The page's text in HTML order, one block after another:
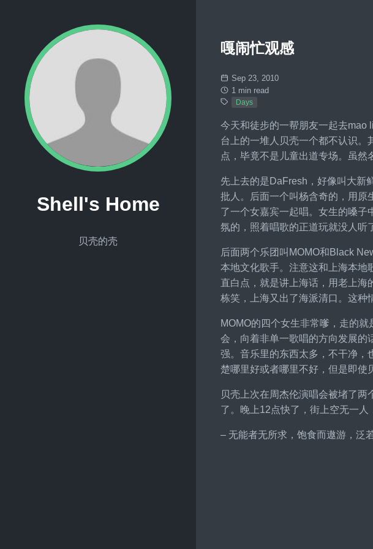
Shell's Home
贝壳的壳
嘎闹忙观感
Sep 23, 2010
1 min read
Days
今天和徒步的一帮朋友一起去mao
台上的一堆人贝壳一个都不认识。
点，毕竟不是儿童出道专场。虽然
先上去的是DaFresh，好像叫大新
批人。后面一个叫杨含奇的，用原
了一个女嘉宾一起唱。女生的嗓
氛的，照着唱歌的正道玩就没人听
后面两个乐团叫MOMO和Black
本地文化歌手。注意这和上海本地
直白点，就是讲上海话，用老上
栋笑，上海又出了海派清口。这种
MOMO的四个女生非常嗲，走的
会，向着非单一歌唱的方向发展的
强。音乐里的东西太多，不干净，
楚哪里好或者哪里不好，但是即使
贝壳上次在周杰伦演唱会被堵了
了。晚上12点快了，街上空无一人
– 无能者无所求，饱食而遨游，泛